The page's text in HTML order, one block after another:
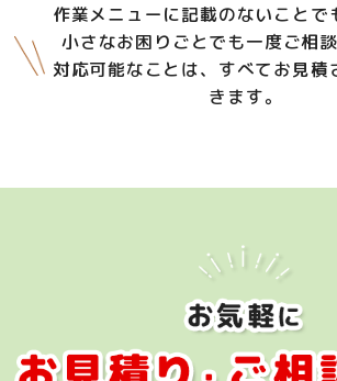
作業メニューに記載のないことで
小さなお困りごとでも一度ご相談
対応可能なことは、すべてお見積
きます。